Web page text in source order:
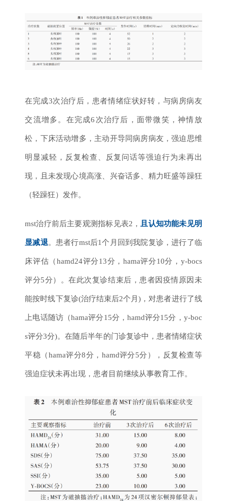
在完成3次治疗后，患者情绪症状好转，与病房病友
交流增多。在完成6次治疗后，面带微笑，神情放
松，下床活动增多，主动开导同病房病友，强迫思维
明显减轻，反复检查、反复问话等强迫行为未再出
现，且未发现心境高涨、兴奋话多、精力旺盛等躁狂
（轻躁狂）发作。
mst治疗前后主要观测指标见表2， 且认知功能未见明
显减退。患者行mst后1个月回到我院复诊，进行了临
床评估（hamd24评分13分，hama评分10分，y-bocs
评分5分）。在此次复诊结束后，患者因疫情原因未
能按时线下复诊(治疗结束后2个月)，对患者进行了线
上电话随访（hama评分15分，hamd评分15分，y-boc
s评分3分)。在随后半年的门诊复诊中，患者情绪症状
平稳（hama评分8分，hamd评分5分），反复检查等
强迫症状未再出现，患者目前继续从事教育工作。